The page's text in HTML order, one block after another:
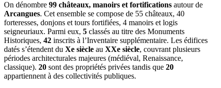
On dénombre 99 châteaux, manoirs et fortifications autour de
Arcangues. Cet ensemble se compose de 55 châteaux, 40
forteresses, donjons et tours fortifiées, 4 manoirs et logis
seigneuriaux. Parmi eux, 5 classés au titre des Monuments
Historiques, 42 inscrits à l’Inventaire supplémentaire. Les édifices
datés s’étendent du Xe siècle au XXe siècle, couvrant plusieurs
périodes architecturales majeures (médiéval, Renaissance,
classique). 20 sont des propriétés privées tandis que 20
appartiennent à des collectivités publiques.